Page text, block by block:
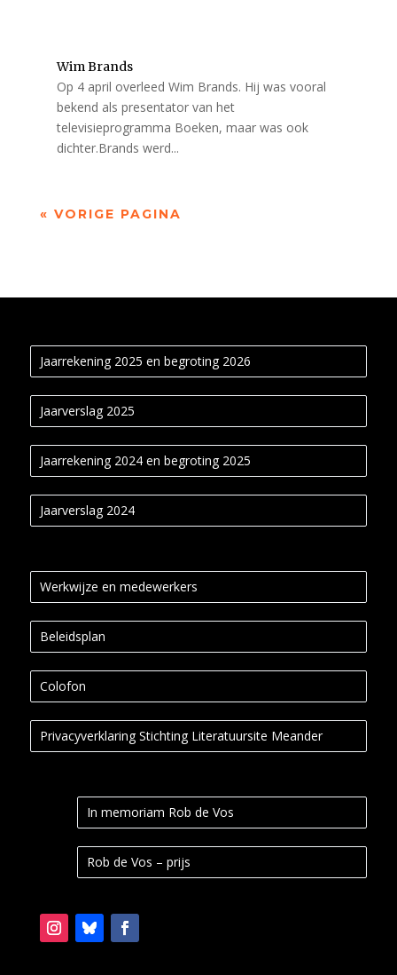
Wim Brands
Op 4 april overleed Wim Brands. Hij was vooral
bekend als presentator van het
televisieprogramma Boeken, maar was ook
dichter.Brands werd...
« VORIGE PAGINA
Jaarrekening 2025 en begroting 2026
Jaarverslag 2025
Jaarrekening 2024 en begroting 2025
Jaarverslag 2024
Werkwijze en medewerkers
Beleidsplan
Colofon
Privacyverklaring Stichting Literatuursite Meander
In memoriam Rob de Vos
Rob de Vos – prijs